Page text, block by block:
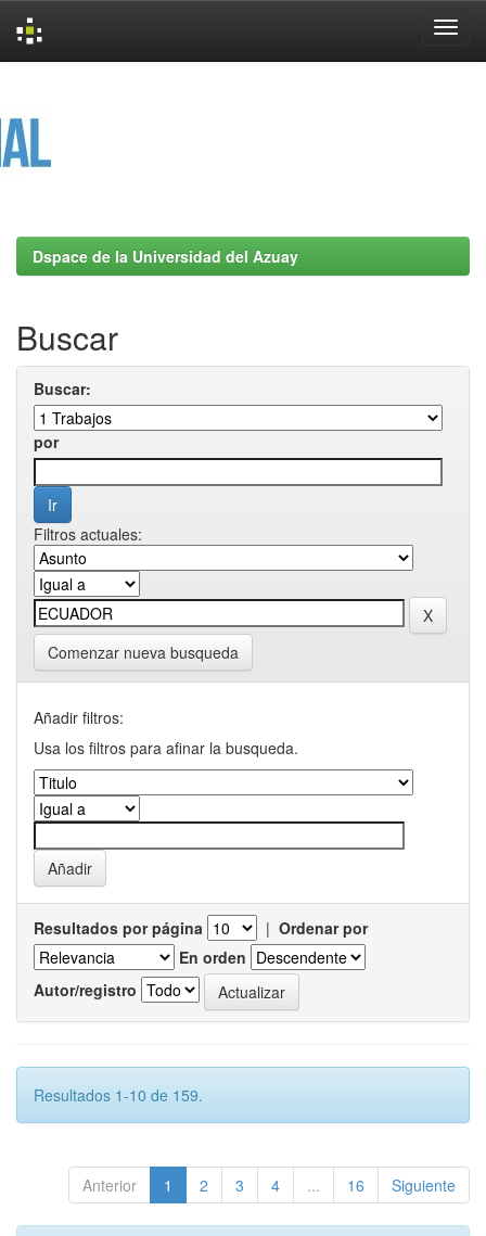
Dspace de la Universidad del Azuay
Buscar
Buscar:
por
Filtros actuales:
Comenzar nueva busqueda
Añadir filtros:
Usa los filtros para afinar la busqueda.
Resultados por página | Ordenar por
En orden
Autor/registro
Resultados 1-10 de 159.
Anterior 1 2 3 4 ... 16 Siguiente